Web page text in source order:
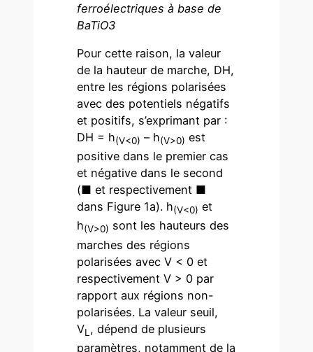
ferroélectriques à base de
BaTiO3
Pour cette raison, la valeur
de la hauteur de marche, DH,
entre les régions polarisées
avec des potentiels négatifs
et positifs, s’exprimant par :
DH = h(V<0) – h(V>0) est
positive dans le premier cas
et négative dans le second
(■ et respectivement ■
dans Figure 1a). h(V<0) et
h(V>0) sont les hauteurs des
marches des régions
polarisées avec V < 0 et
respectivement V > 0 par
rapport aux régions non-
polarisées. La valeur seuil,
VL , dépend de plusieurs
paramètres, notamment de la